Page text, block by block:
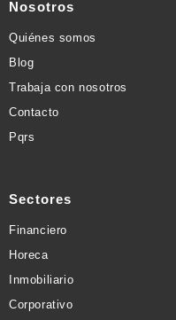
Nosotros
Quiénes somos
Blog
Trabaja con nosotros
Contacto
Pqrs
Sectores
Financiero
Horeca
Inmobiliario
Corporativo